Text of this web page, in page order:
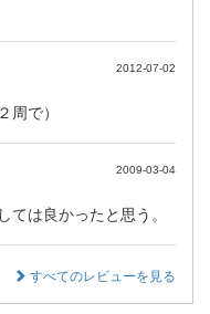
2012-07-02
周で）
2009-03-04
ては良かったと思う。
すべてのレビューを見る